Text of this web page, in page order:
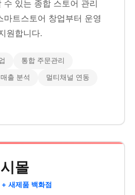
수 있는 종합 스토어 관리
마트스토어 창업부터 운영
원합니다.
통합 주문관리
매출 분석 멀티채널 연동
몰
+ 새제품 백화점